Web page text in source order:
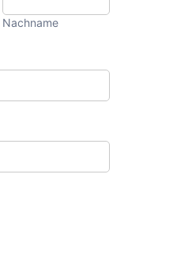
Nachname